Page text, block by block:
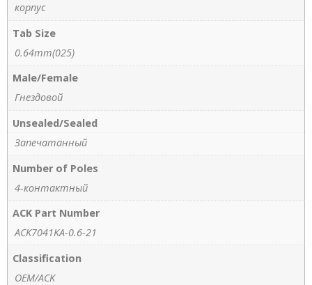
корпус
Tab Size
0.64mm(025)
Male/Female
Гнездовой
Unsealed/Sealed
Запечатанный
Number of Poles
4-контактный
ACK Part Number
ACK7041KA-0.6-21
Classification
OEM/ACK